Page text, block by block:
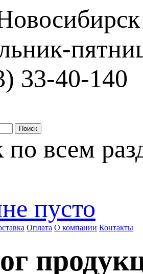
33-40-140
Поиск
всем
пусто
Оплата О компании Контакты